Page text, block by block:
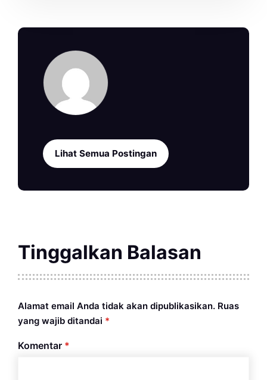
Lihat Semua Postingan
Tinggalkan Balasan
Alamat email Anda tidak akan dipublikasikan. Ruas
yang wajib ditandai *
Komentar *